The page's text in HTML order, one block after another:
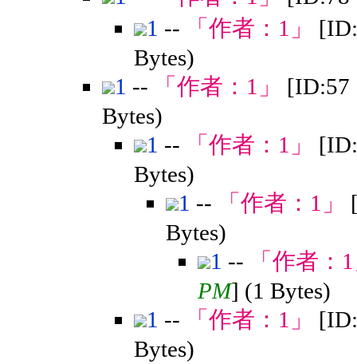
1 -- 「作者： 1 」
Bytes)
1 -- 「作者： 1 」
[ID:57
Bytes)
1 -- 「作者： 1 」
Bytes)
1 -- 「作者： 1 」
Bytes)
1 -- 「作者： 1
PM] (1 Bytes)
1 -- 「作者： 1 」
Bytes)